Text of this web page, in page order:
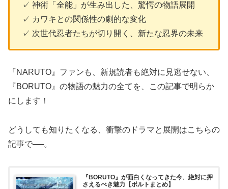
✓ 神術「全能」が生み出した、驚愕の物語展開
✓ カワキとの関係性の劇的な変化
✓ 次世代忍者たちが切り開く、新たな忍界の未来
『NARUTO』ファンも、新規読者も絶対に見逃せない、
『BORUTO』の物語の魅力の全てを、この記事で明らか
にします！
どうしても知りたくなる、衝撃のドラマと展開はこちらの
記事で──。
『BORUTO』が面白くなってきた今、絶対に押
さえるべき魅力【ボルトまとめ】